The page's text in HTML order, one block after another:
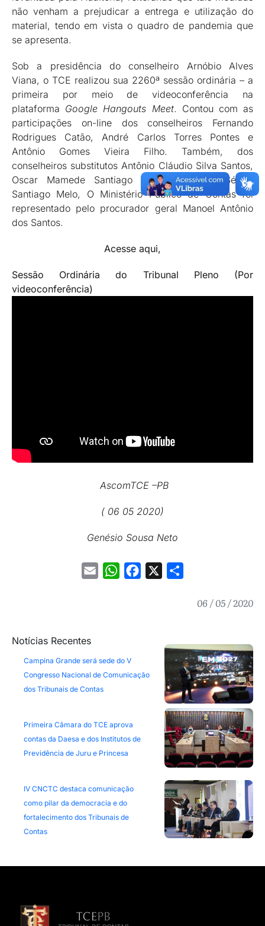
não venham a prejudicar a entrega e utilização do
material, tendo em vista o quadro de pandemia que
se apresenta.
Sob a presidência do conselheiro Arnóbio Alves
Viana, o TCE realizou sua 2260ª sessão ordinária – a
primeira por meio de videoconferência na
plataforma Google Hangouts Meet. Contou com as
participações on-line dos conselheiros Fernando
Rodrigues Catão, André Carlos Torres Pontes e
Antônio Gomes Vieira Filho. Também, dos
conselheiros substitutos Antônio Cláudio Silva Santos,
Oscar Mamede Santiago Melo e Renato Sérgio
Santiago Melo, O Ministério Público de Contas foi
representado pelo procurador geral Manoel Antônio
dos Santos.
Acesse aqui,
Sessão Ordinária do Tribunal Pleno (Por
videoconferência)
AscomTCE –PB
( 06 05 2020)
Genésio Sousa Neto
Email WhatsAppFacebook
06 / 05 / 2020
Notícias Recentes
Campina Grande será sede do V
Congresso Nacional de Comunicação
dos Tribunais de Contas
Primeira Câmara do TCE aprova
contas da Daesa e dos Institutos de
Previdência de Juru e Princesa
IV CNCTC destaca comunicação
como pilar da democracia e do
fortalecimento dos Tribunais de
Contas